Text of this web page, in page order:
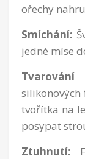
ořechy
Smíchání:
jedné míse
Tvarování
silikonových
tvořítka na
posypat
Ztuhnutí: